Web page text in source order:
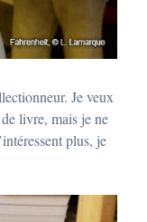
Je veux
livre, mais je ne
plus, je